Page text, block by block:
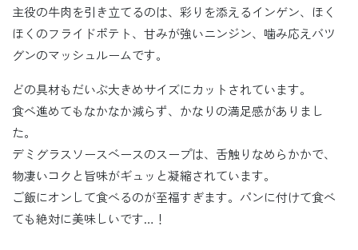
主役の牛肉を引き立てるのは、彩りを添えるインゲン、ほく
ほくのフライドポテト、甘みが強いニンジン、噛み応えバツ
グンのマッシュルームです。
どの具材もだいぶ大きめサイズにカットされています。
食べ進めてもなかなか減らず、かなりの満足感がありまし
た。
デミグラスソースベースのスープは、舌触りなめらかかで、
物凄いコクと旨味がギュッと凝縮されています。
ご飯にオンして食べるのが至福すぎます。パンに付けて食べ
ても絶対に美味しいです…！